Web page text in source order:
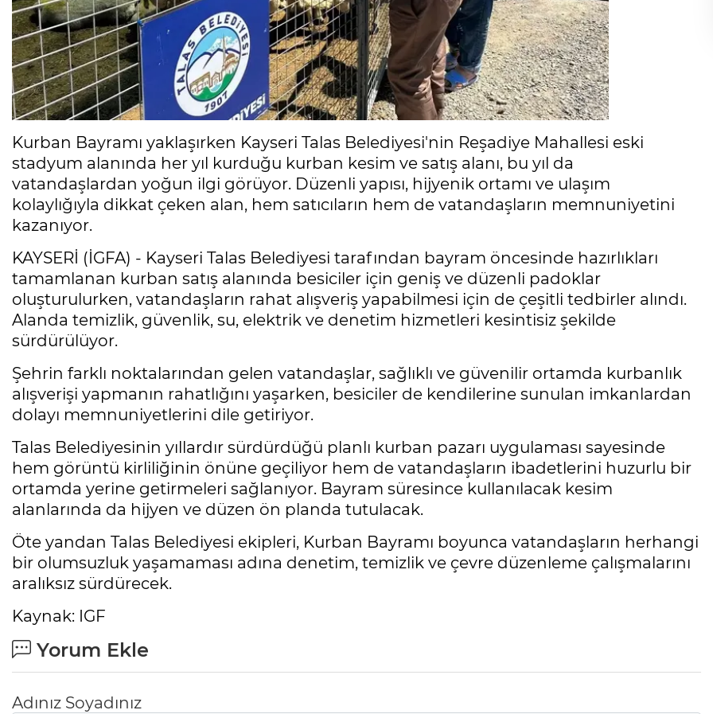
Kurban Bayramı yaklaşırken Kayseri Talas Belediyesi'nin Reşadiye Mahallesi eski
stadyum alanında her yıl kurduğu kurban kesim ve satış alanı, bu yıl da
vatandaşlardan yoğun ilgi görüyor. Düzenli yapısı, hijyenik ortamı ve ulaşım
kolaylığıyla dikkat çeken alan, hem satıcıların hem de vatandaşların memnuniyetini
kazanıyor.
KAYSERİ (İGFA) - Kayseri Talas Belediyesi tarafından bayram öncesinde hazırlıkları
tamamlanan kurban satış alanında besiciler için geniş ve düzenli padoklar
oluşturulurken, vatandaşların rahat alışveriş yapabilmesi için de çeşitli tedbirler alındı.
Alanda temizlik, güvenlik, su, elektrik ve denetim hizmetleri kesintisiz şekilde
sürdürülüyor.
Şehrin farklı noktalarından gelen vatandaşlar, sağlıklı ve güvenilir ortamda kurbanlık
alışverişi yapmanın rahatlığını yaşarken, besiciler de kendilerine sunulan imkanlardan
dolayı memnuniyetlerini dile getiriyor.
Talas Belediyesinin yıllardır sürdürdüğü planlı kurban pazarı uygulaması sayesinde
hem görüntü kirliliğinin önüne geçiliyor hem de vatandaşların ibadetlerini huzurlu bir
ortamda yerine getirmeleri sağlanıyor. Bayram süresince kullanılacak kesim
alanlarında da hijyen ve düzen ön planda tutulacak.
Öte yandan Talas Belediyesi ekipleri, Kurban Bayramı boyunca vatandaşların herhangi
bir olumsuzluk yaşamaması adına denetim, temizlik ve çevre düzenleme çalışmalarını
aralıksız sürdürecek.
Kaynak: IGF
Yorum Ekle
Adınız Soyadınız